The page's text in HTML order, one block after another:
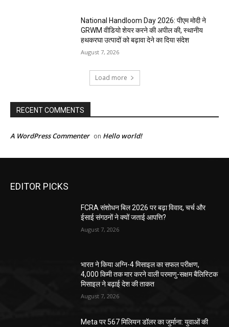
National Handloom Day 2026: पीएम मोदी ने
GRWM वीडियो शेयर करने की अपील की, स्थानीय
हथकरघा उत्पादों को बढ़ावा देने का दिया संदेश
August 7, 2026
Load more
RECENT COMMENTS
A WordPress Commenter on Hello world!
EDITOR PICKS
FCRA संशोधन बिल 2026 पर बढ़ा विवाद, चर्च और
ईसाई संगठनों ने क्यों जताई आपत्ति?
August 7, 2026
भारत ने किया अग्नि-4 मिसाइल का सफल परीक्षण,
4,000 किमी तक मार करने वाली परमाणु-सक्षम बैलिस्टिक
मिसाइल ने बढ़ाई देश की ताकत
August 7, 2026
Meta पर 567 मिलियन डॉलर का जुर्माना: युवाओं की